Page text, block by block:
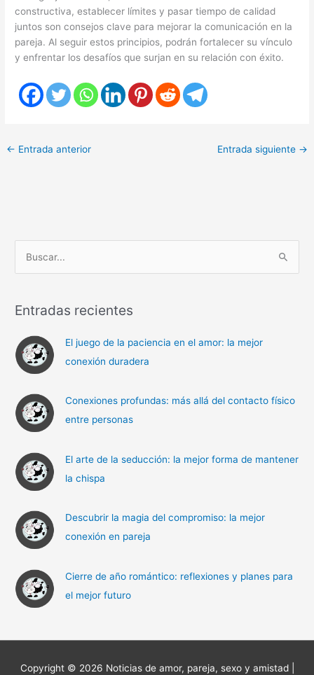
constructiva, establecer límites y pasar tiempo de calidad
juntos son consejos clave para mejorar la comunicación en la
pareja. Al seguir estos principios, podrán fortalecer su vínculo
y enfrentar los desafíos que surjan en su relación con éxito.
← Entrada anterior Entrada siguiente →
c
r
p
:
Entradas recientes
El juego de la paciencia en el amor: la mejor
conexión duradera
Conexiones profundas: más allá del contacto físico
entre personas
El arte de la seducción: la mejor forma de mantener
la chispa
Descubrir la magia del compromiso: la mejor
conexión en pareja
Cierre de año romántico: reflexiones y planes para
el mejor futuro
Copyright © 2026 Noticias de amor, pareja, sexo y amistad|